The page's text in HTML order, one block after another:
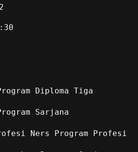
Diploma Tiga
Sarjana
Ners Program Profesi